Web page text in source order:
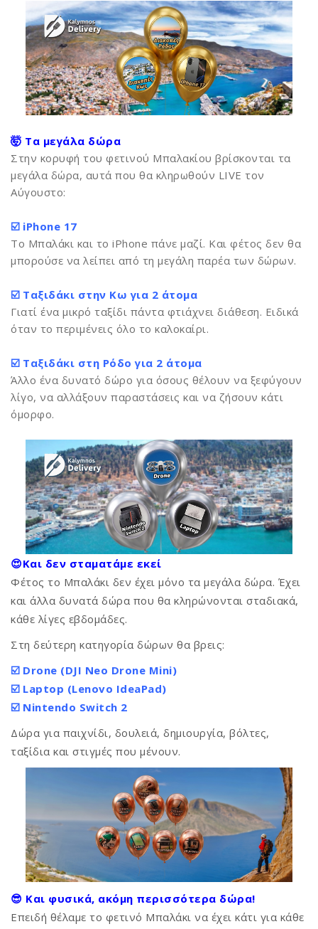
🤯 Τα μεγάλα δώρα
Στην κορυφή του φετινού Μπαλακίου βρίσκονται τα
μεγάλα δώρα, αυτά που θα κληρωθούν LIVE τον
Αύγουστο:
☑️ iPhone 17
Το Μπαλάκι και το iPhone πάνε μαζί. Και φέτος δεν θα
μπορούσε να λείπει από τη μεγάλη παρέα των δώρων.
☑️ Ταξιδάκι στην Κω για 2 άτομα
Γιατί ένα μικρό ταξίδι πάντα φτιάχνει διάθεση. Ειδικά
όταν το περιμένεις όλο το καλοκαίρι.
☑️ Ταξιδάκι στη Ρόδο για 2 άτομα
Άλλο ένα δυνατό δώρο για όσους θέλουν να ξεφύγουν
λίγο, να αλλάξουν παραστάσεις και να ζήσουν κάτι
όμορφο.
😍Και δεν σταματάμε εκεί
Φέτος το Μπαλάκι δεν έχει μόνο τα μεγάλα δώρα. Έχει
και άλλα δυνατά δώρα που θα κληρώνονται σταδιακά,
κάθε λίγες εβδομάδες.
Στη δεύτερη κατηγορία δώρων θα βρεις:
☑️ Drone (DJI Neo Drone Mini)
☑️ Laptop (Lenovo IdeaPad)
☑️ Nintendo Switch 2
Δώρα για παιχνίδι, δουλειά, δημιουργία, βόλτες,
ταξίδια και στιγμές που μένουν.
😎 Και φυσικά, ακόμη περισσότερα δώρα!
Επειδή θέλαμε το φετινό Μπαλάκι να έχει κάτι για κάθε